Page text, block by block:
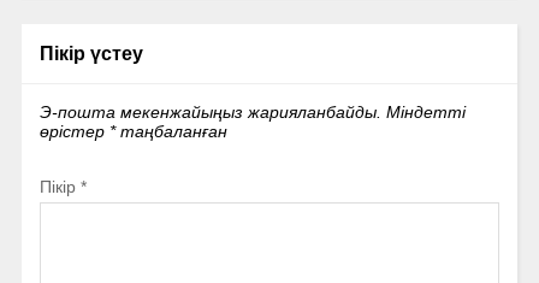
Пікір үстеу
Э-пошта мекенжайыңыз жарияланбайды. Міндетті
өрістер *таңбаланған
Пікір *